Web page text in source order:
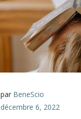
par BeneScio
décembre 6, 2022